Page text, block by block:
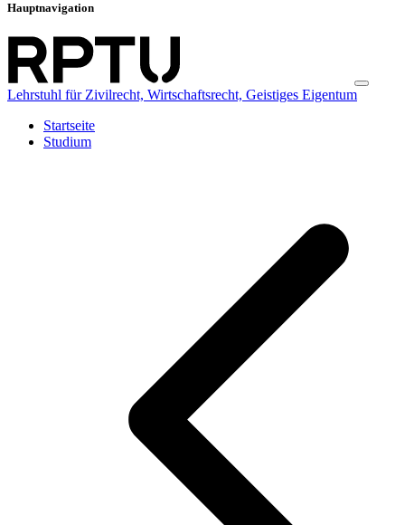
Hauptnavigation
Lehrstuhl für Zivilrecht, Wirtschaftsrecht, Geistiges Eigentum
Startseite
Studium